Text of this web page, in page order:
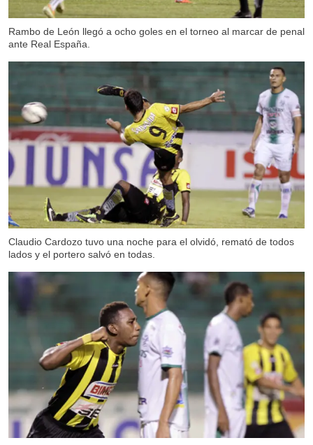
Rambo de León llegó a ocho goles en el torneo al marcar de penal
ante Real España.
Claudio Cardozo tuvo una noche para el olvidó, remató de todos
lados y el portero salvó en todas.